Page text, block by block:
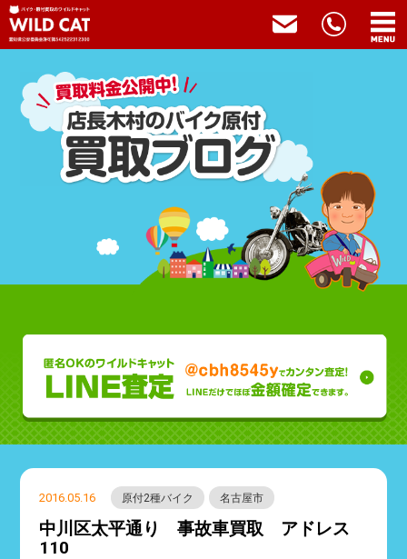
2016.05.16 原付2種バイク 名古屋市
中川区太平通り 事故車買取 アドレス
110